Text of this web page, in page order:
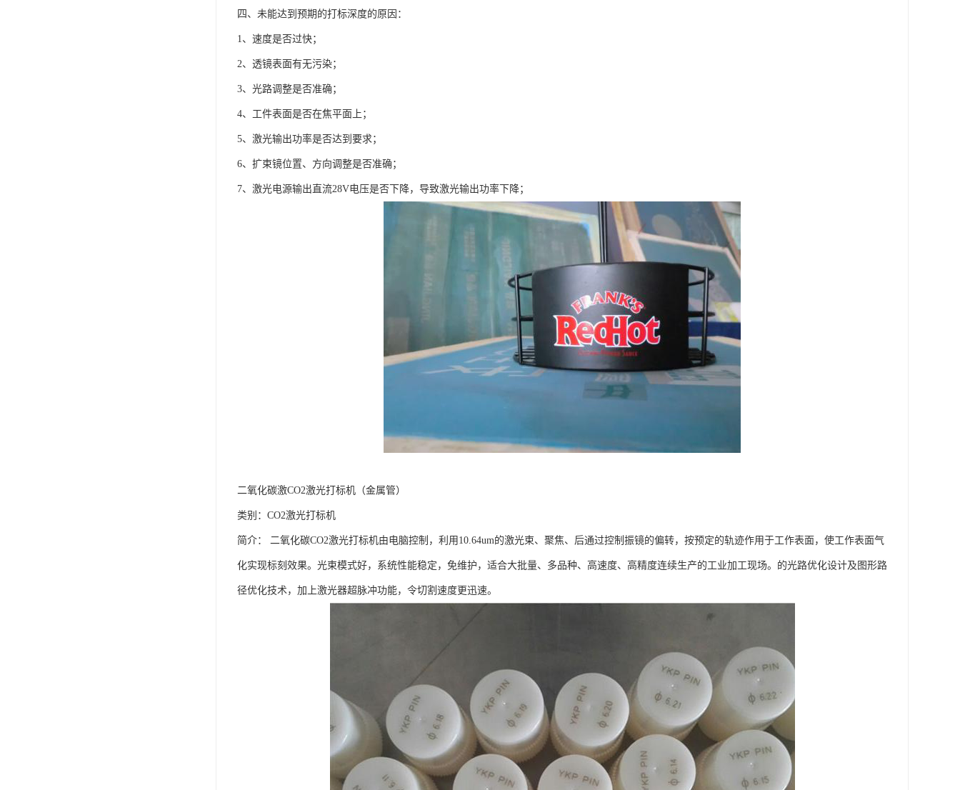
四、未能达到预期的打标深度的原因：
1、速度是否过快；
2、透镜表面有无污染；
3、光路调整是否准确；
4、工件表面是否在焦平面上；
5、激光输出功率是否达到要求；
6、扩束镜位置、方向调整是否准确；
7、激光电源输出直流28V电压是否下降，导致激光输出功率下降；
二氧化碳激CO2激光打标机（金属管）
类别：CO2激光打标机
简介： 二氧化碳CO2激光打标机由电脑控制，利用10.64um的激光束、聚焦、后通过控制振镜的偏转，按预定的轨迹作用于工作表面，使工作表面气
化实现标刻效果。光束模式好，系统性能稳定，免维护，适合大批量、多品种、高速度、高精度连续生产的工业加工现场。的光路优化设计及图形路
径优化技术，加上激光器超脉冲功能，令切割速度更迅速。